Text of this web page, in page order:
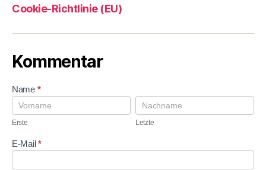
Cookie-Richtlinie (EU)
Kommentar
K
o
m
n
t
Name *
E
r
s
e
Erste
L
e
t
e
Letzte
E-Mail*